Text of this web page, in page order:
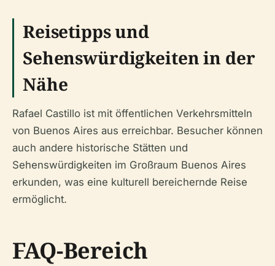
Reisetipps und
Sehenswürdigkeiten in der
Nähe
Rafael Castillo ist mit öffentlichen Verkehrsmitteln
von Buenos Aires aus erreichbar. Besucher können
auch andere historische Stätten und
Sehenswürdigkeiten im Großraum Buenos Aires
erkunden, was eine kulturell bereichernde Reise
ermöglicht.
FAQ-Bereich